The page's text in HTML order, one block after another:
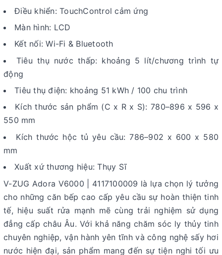
Điều khiển: TouchControl cảm ứng
Màn hình: LCD
Kết nối: Wi-Fi & Bluetooth
Tiêu thụ nước thấp: khoảng 5 lít/chương trình tự
động
Tiêu thụ điện: khoảng 51 kWh / 100 chu trình
Kích thước sản phẩm (C x R x S): 780–896 x 596 x
550 mm
Kích thước hộc tủ yêu cầu: 786–902 x 600 x 580
mm
Xuất xứ thương hiệu: Thụy Sĩ
V-ZUG Adora V6000 | 4117100009 là lựa chọn lý tưởng
cho những căn bếp cao cấp yêu cầu sự hoàn thiện tinh
tế, hiệu suất rửa mạnh mẽ cùng trải nghiệm sử dụng
đẳng cấp châu Âu. Với khả năng chăm sóc ly thủy tinh
chuyên nghiệp, vận hành yên tĩnh và công nghệ sấy hơi
nước hiện đại, sản phẩm mang đến sự tiện nghi tối ưu